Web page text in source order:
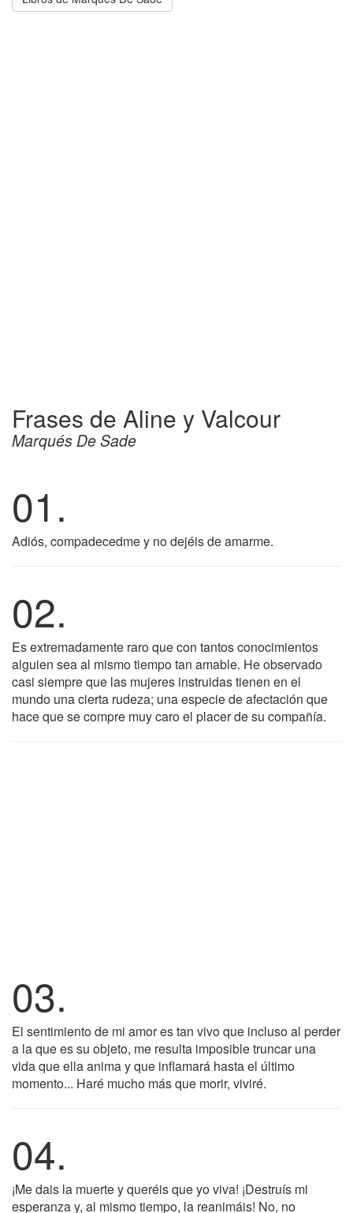
Frases de Aline y Valcour
Marqués De Sade
01.
Adiós, compadecedme y no dejéis de amarme.
02.
Es extremadamente raro que con tantos conocimientos
alguien sea al mismo tiempo tan amable. He observado
casi siempre que las mujeres instruidas tienen en el
mundo una cierta rudeza; una especie de afectación que
hace que se compre muy caro el placer de su compañía.
03.
El sentimiento de mi amor es tan vivo que incluso al perder
a la que es su objeto, me resulta imposible truncar una
vida que ella anima y que inflamará hasta el último
momento... Haré mucho más que morir, viviré.
04.
¡Me dais la muerte y queréis que yo viva! ¡Destruís mi
esperanza y, al mismo tiempo, la reanimáis! No, no